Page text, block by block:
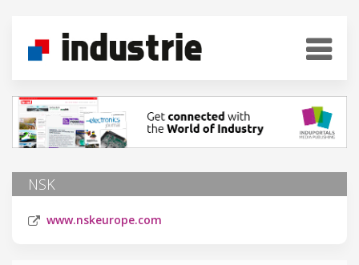
NSK
www.nskeurope.com